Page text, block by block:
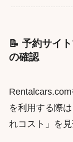
📝 予約サイ
の確認
を利用する際
れコスト」を